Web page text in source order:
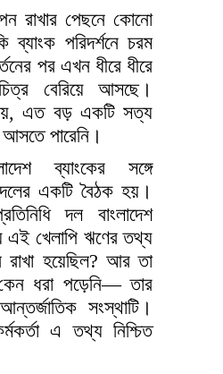
রাখার পেছনে কোনো
ব্যাংক পরিদর্শনে চরম
পর এখন ধীরে ধীরে
বেরিয়ে আসছে।
এত বড় একটি সত্য
পারেনি।
ব্যাংকের সঙ্গে
একটি বৈঠক হয়।
দল বাংলাদেশ
এই খেলাপি ঋণের তথ্য
হয়েছিল? আর তা
ধরা পড়েনি— তার
সংস্থাটি।
এ তথ্য নিশ্চিত